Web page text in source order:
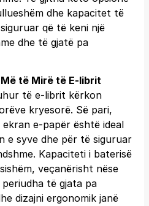
dhe kapacitet të
që të keni një
dhe të gjatë pa
të Mirë të E-librit
të e-librit kërkon
kryesorë. Së pari,
e-papër është ideal
e syve dhe për të siguruar
Kapaciteti i baterisë
veçanërisht nëse
të gjata pa
dizajni ergonomik janë